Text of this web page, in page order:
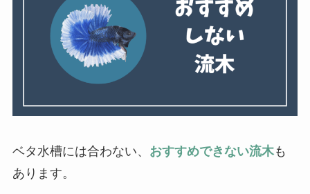
ベタ水槽には合わない、 おすすめできない流木も
あります。